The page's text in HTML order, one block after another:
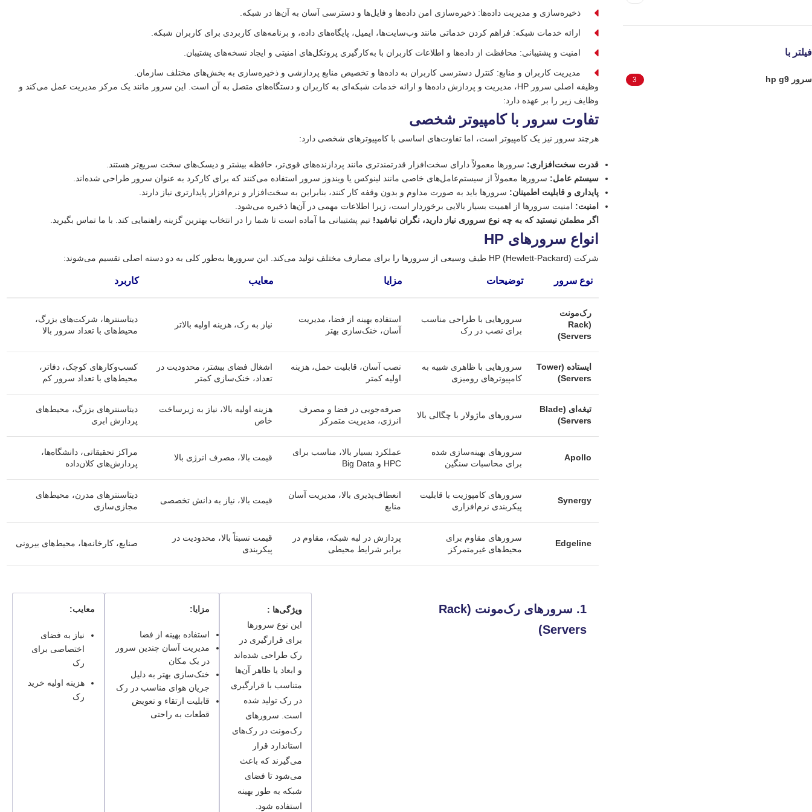
فیلتر با
سرور hp g9 3
ذخیره‌سازی و مدیریت داده‌ها: ذخیره‌سازی امن داده‌ها و فایل‌ها و دسترسی آسان به آن‌ها در شبکه.
ارائه خدمات شبکه: فراهم کردن خدماتی مانند وب‌سایت‌ها، ایمیل، پایگاه‌های داده، و برنامه‌های کاربردی برای کاربران شبکه.
امنیت و پشتیبانی: محافظت از داده‌ها و اطلاعات کاربران با به‌کارگیری پروتکل‌های امنیتی و ایجاد نسخه‌های پشتیبان.
مدیریت کاربران و منابع: کنترل دسترسی کاربران به داده‌ها و تخصیص منابع پردازشی و ذخیره‌سازی به بخش‌های مختلف سازمان.
وظیفه اصلی سرور HP، مدیریت و پردازش داده‌ها و ارائه خدمات شبکه‌ای به کاربران و دستگاه‌های متصل به آن است. این سرور مانند یک مرکز مدیریت عمل می‌کند و
وظایف زیر را بر عهده دارد:
تفاوت سرور با کامپیوتر شخصی
هرچند سرور نیز یک کامپیوتر است، اما تفاوت‌های اساسی با کامپیوترهای شخصی دارد:
قدرت سخت‌افزاری: سرورها معمولاً دارای سخت‌افزار قدرتمندتری مانند پردازنده‌های قوی‌تر، حافظه بیشتر و دیسک‌های سخت سریع‌تر هستند.
سیستم عامل: سرورها معمولاً از سیستم‌عامل‌های خاصی مانند لینوکس یا ویندوز سرور استفاده می‌کنند که برای کارکرد به عنوان سرور طراحی شده‌اند.
پایداری و قابلیت اطمینان: سرورها باید به صورت مداوم و بدون وقفه کار کنند، بنابراین به سخت‌افزار و نرم‌افزار پایدارتری نیاز دارند.
امنیت: امنیت سرورها از اهمیت بسیار بالایی برخوردار است، زیرا اطلاعات مهمی در آن‌ها ذخیره می‌شود.
اگر مطمئن نیستید که به چه نوع سروری نیاز دارید، نگران نباشید! تیم پشتیبانی ما آماده است تا شما را در انتخاب بهترین گزینه راهنمایی کند. با ما تماس بگیرید.
انواع سرورهای HP
شرکت HP (Hewlett-Packard) طیف وسیعی از سرورها را برای مصارف مختلف تولید می‌کند. این سرورها به‌طور کلی به دو دسته اصلی تقسیم می‌شوند:
نوع سرور توضیحات مزایا معایب کاربرد
رک‌مونت
(Rack
Servers)
سرورهایی با طراحی مناسب
برای نصب در رک
استفاده بهینه از فضا، مدیریت
آسان، خنک‌سازی بهتر
نیاز به رک، هزینه اولیه بالاتر
دیتاسنترها، شرکت‌های بزرگ،
محیط‌های با تعداد سرور بالا
ایستاده (Tower
Servers)
سرورهایی با ظاهری شبیه به
کامپیوترهای رومیزی
نصب آسان، قابلیت حمل، هزینه
اولیه کمتر
اشغال فضای بیشتر، محدودیت در
تعداد، خنک‌سازی کمتر
کسب‌وکارهای کوچک، دفاتر،
محیط‌های با تعداد سرور کم
تیغه‌ای (Blade
Servers)
سرورهای ماژولار با چگالی بالا
صرفه‌جویی در فضا و مصرف
انرژی، مدیریت متمرکز
هزینه اولیه بالا، نیاز به زیرساخت
خاص
دیتاسنترهای بزرگ، محیط‌های
پردازش ابری
Apollo
سرورهای بهینه‌سازی شده
برای محاسبات سنگین
عملکرد بسیار بالا، مناسب برای
HPC و Big Data
قیمت بالا، مصرف انرژی بالا
مراکز تحقیقاتی، دانشگاه‌ها،
پردازش‌های کلان‌داده
Synergy
سرورهای کامپوزیت با قابلیت
پیکربندی نرم‌افزاری
انعطاف‌پذیری بالا، مدیریت آسان
منابع
قیمت بالا، نیاز به دانش تخصصی
دیتاسنترهای مدرن، محیط‌های
مجازی‌سازی
Edgeline
سرورهای مقاوم برای
محیط‌های غیرمتمرکز
پردازش در لبه شبکه، مقاوم در
برابر شرایط محیطی
قیمت نسبتاً بالا، محدودیت در
پیکربندی
صنایع، کارخانه‌ها، محیط‌های بیرونی
1. سرورهای رک‌مونت (Rack
Servers)
ویژگی‌ها :
این نوع سرورها
برای قرارگیری در
رک طراحی شده‌اند
و ابعاد یا ظاهر آن‌ها
متناسب با قرارگیری
در رک تولید شده
است. سرورهای
رک‌مونت در رک‌های
استاندارد قرار
می‌گیرند که باعث
می‌شود تا فضای
شبکه به طور بهینه
استفاده شود.
مزایا:
استفاده بهینه از فضا
مدیریت آسان چندین سرور
در یک مکان
خنک‌سازی بهتر به دلیل
جریان هوای مناسب در رک
قابلیت ارتقاء و تعویض
قطعات به راحتی
معایب:
نیاز به فضای
اختصاصی برای
رک
هزینه اولیه خرید
رک